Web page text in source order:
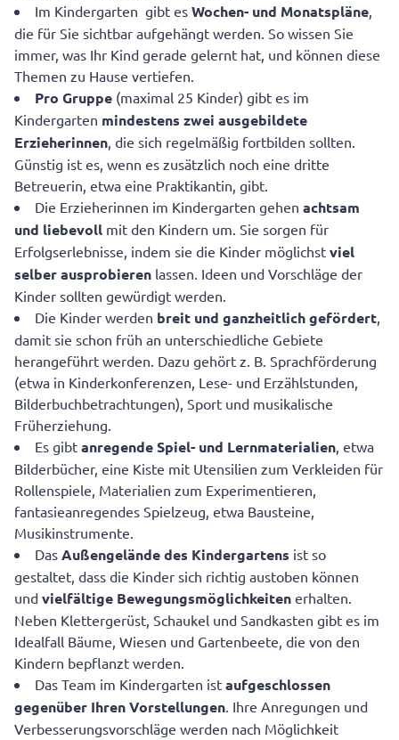
Im Kindergarten gibt es Wochen- und Monatspläne,
die für Sie sichtbar aufgehängt werden. So wissen Sie
immer, was Ihr Kind gerade gelernt hat, und können diese
Themen zu Hause vertiefen.
Pro Gruppe (maximal 25 Kinder) gibt es im
Kindergarten mindestens zwei ausgebildete
Erzieherinnen, die sich regelmäßig fortbilden sollten.
Günstig ist es, wenn es zusätzlich noch eine dritte
Betreuerin, etwa eine Praktikantin, gibt.
Die Erzieherinnen im Kindergarten gehen achtsam
und liebevoll mit den Kindern um. Sie sorgen für
Erfolgserlebnisse, indem sie die Kinder möglichst viel
selber ausprobieren lassen. Ideen und Vorschläge der
Kinder sollten gewürdigt werden.
Die Kinder werden breit und ganzheitlich gefördert,
damit sie schon früh an unterschiedliche Gebiete
herangeführt werden. Dazu gehört z. B. Sprachförderung
(etwa in Kinderkonferenzen, Lese- und Erzählstunden,
Bilderbuchbetrachtungen), Sport und musikalische
Früherziehung.
Es gibt anregende Spiel- und Lernmaterialien, etwa
Bilderbücher, eine Kiste mit Utensilien zum Verkleiden für
Rollenspiele, Materialien zum Experimentieren,
fantasieanregendes Spielzeug, etwa Bausteine,
Musikinstrumente.
Das Außengelände des Kindergartens ist so
gestaltet, dass die Kinder sich richtig austoben können
und vielfältige Bewegungsmöglichkeiten erhalten.
Neben Klettergerüst, Schaukel und Sandkasten gibt es im
Idealfall Bäume, Wiesen und Gartenbeete, die von den
Kindern bepflanzt werden.
Das Team im Kindergarten ist aufgeschlossen
gegenüber Ihren Vorstellungen. Ihre Anregungen und
Verbesserungsvorschläge werden nach Möglichkeit